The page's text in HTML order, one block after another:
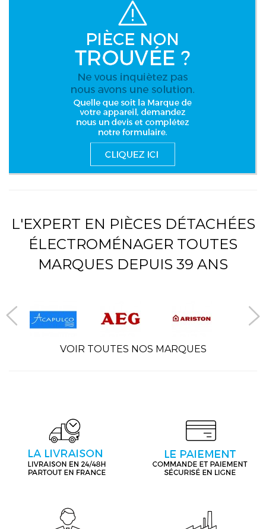
L'EXPERT EN PIÈCES DÉTACHÉES
ÉLECTROMÉNAGER TOUTES
MARQUES DEPUIS 39 ANS
VOIR TOUTES NOS MARQUES